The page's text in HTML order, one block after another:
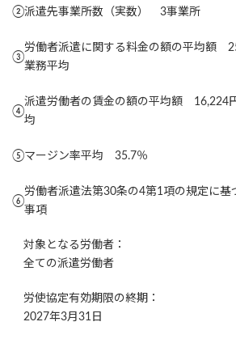
②派遣先事業所数（実数） 3事業所
③
労働者派遣に関する料金の額の平均
業務平均
④
派遣労働者の賃金の額の平均額
均
⑤マージン率平均 35.7％
⑥
労働者派遣法第30条の4第1項の規定に基
事項
対象となる労働者：
全ての派遣労働者
労使協定有効期限の終期：
2027年3月31日